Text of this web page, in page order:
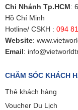
Chi Nhánh Tp.HCM:
Hồ Chí Minh
Hotline/ CSKH : 094
Website:
Email:
CHĂM SÓC KHÁCH
Thẻ khách hàng
Voucher Du Lịch